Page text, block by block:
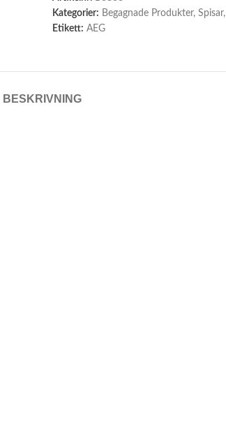
Kategorier: Begagnade Produkter, Spisar,
Etikett: AEG
BESKRIVNING